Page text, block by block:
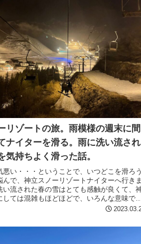
リゾートの旅。雨模様の週末に間
ナイターを滑る。雨に洗い流され
気持ちよく滑った話。
悪い・・・ということで、いつどこを滑ろ
んで、神立スノーリゾートナイターへ行き
い流された春の雪はとても感触が良くて、
しては混雑もほどほどで、いろんな意味で